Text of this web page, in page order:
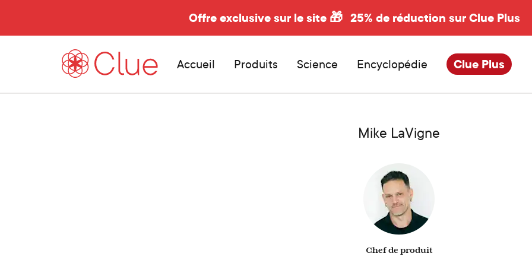
Offre exclusive sur le site 🎁 25% de réduction sur Clue Plus
Accueil Produits Science Encyclopédie Clue Plus
Mike LaVigne
Chef de produit